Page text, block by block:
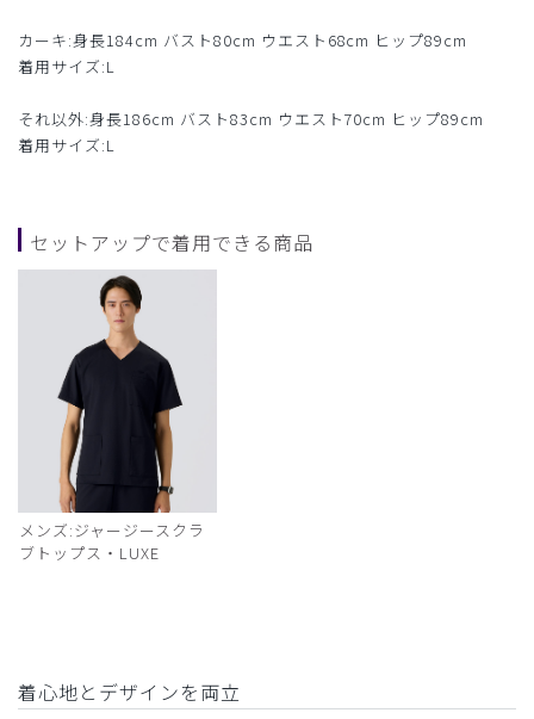
カーキ:身長184cm バスト80cm ウエスト68cm ヒップ89cm
着用サイズ:L
それ以外:身長186cm バスト83cm ウエスト70cm ヒップ89cm
着用サイズ:L
セットアップで着用できる商品
メンズ:ジャージースクラ
ブトップス・LUXE
着心地とデザインを両立